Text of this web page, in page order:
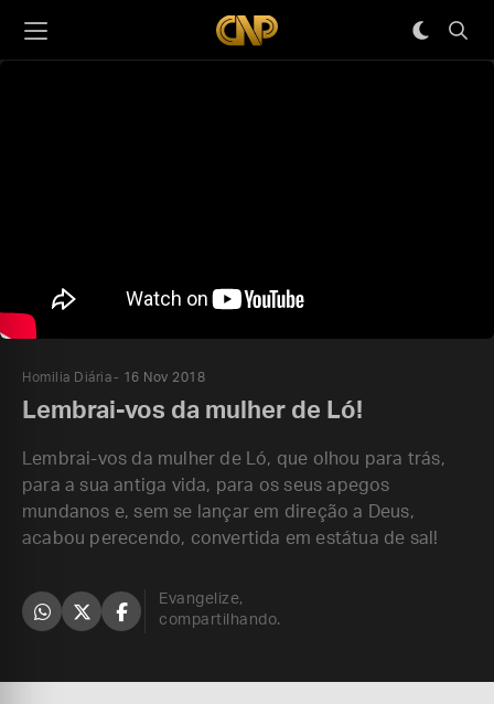
Homilia Diária 16 Nov 2018
Lembrai-vos da mulher de Ló!
Lembrai-vos da mulher de Ló, que olhou para trás,
para a sua antiga vida, para os seus apegos
mundanos e, sem se lançar em direção a Deus,
acabou perecendo, convertida em estátua de sal!
Evangelize,
compartilhando.